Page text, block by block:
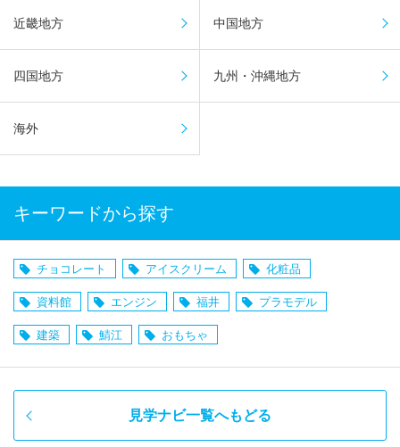
近畿地方 中国地方
四国地方 九州・沖縄地方
海外
キーワードから探す
チョコレート アイスクリーム 化粧品
資料館 エンジン 福井 プラモデル
建築 鯖江 おもちゃ
見学ナビ一覧へもどる